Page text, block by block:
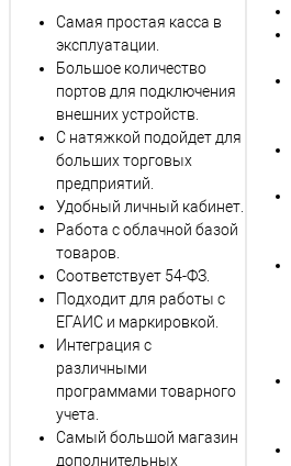
Самая простая касса в
эксплуатации.
Большое количество
портов для подключения
внешних устройств.
С натяжкой подойдет для
больших торговых
предприятий.
Удобный личный кабинет.
Работа с облачной базой
товаров.
Соответствует 54-ФЗ.
Подходит для работы с
ЕГАИС и маркировкой.
Интеграция с
различными
программами товарного
учета.
Самый большой магазин
дополнительных